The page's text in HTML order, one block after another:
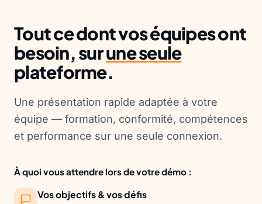
Tout ce dont vos équipes ont
besoin, surune seule
plateforme.
Une présentation rapide adaptée à votre
équipe — formation, conformité, compétences
et performance sur une seule connexion.
À quoi vous attendre lors de votre démo :
Vos objectifs & vos défis